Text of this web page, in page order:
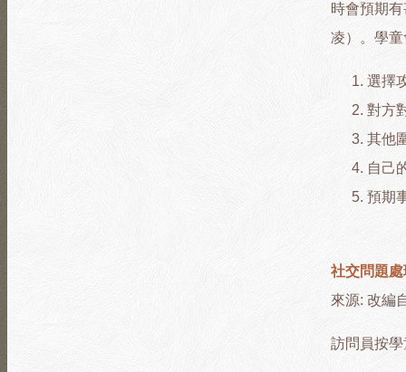
時會預期
凌）。學
選擇
對方
其他
自己
預期
社交問題處
來源: 改編
訪問員按